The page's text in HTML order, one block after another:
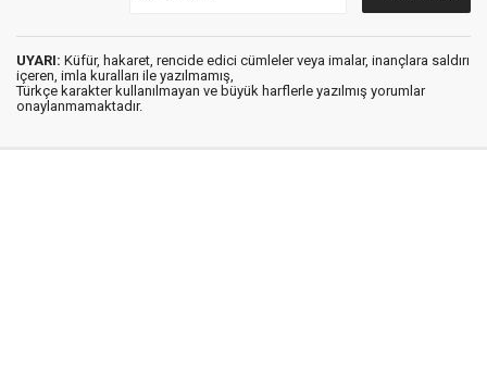
UYARI: Küfür, hakaret, rencide edici cümleler veya imalar, inançlara saldırı
içeren, imla kuralları ile yazılmamış,
Türkçe karakter kullanılmayan ve büyük harflerle yazılmış yorumlar
onaylanmamaktadır.